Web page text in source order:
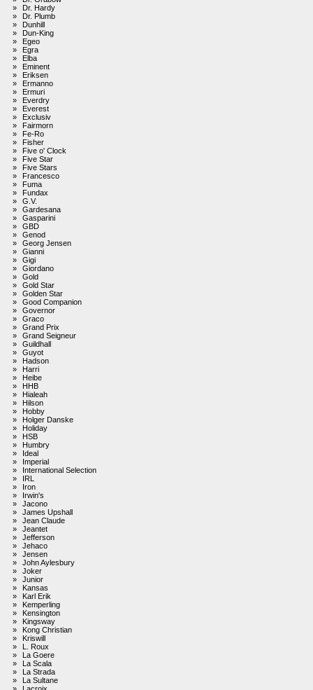
»
Dr. Hardy
»
Dr. Plumb
»
Dunhill
»
Dun-King
»
Egeo
»
Egra
»
Elba
»
Eminent
»
Eriksen
»
Ermanno
»
Ermuri
»
Everdry
»
Everest
»
Exclusiv
»
Fairmorn
»
Fe-Ro
»
Fisher
»
Five o' Clock
»
Five Star
»
Five Stars
»
Francesco
»
Fuma
»
Fundax
»
G.V.
»
Gardesana
»
Gasparini
»
GBD
»
Genod
»
Georg Jensen
»
Gianni
»
Gigi
»
Giordano
»
Gold
»
Gold Star
»
Golden Star
»
Good Companion
»
Governor
»
Graco
»
Grand Prix
»
Grand Seigneur
»
Guildhall
»
Guyot
»
Hadson
»
Harri
»
Heibe
»
HHB
»
Hialeah
»
Hilson
»
Hobby
»
Holger Danske
»
Holiday
»
HSB
»
Humbry
»
Ideal
»
Imperial
»
International Selection
»
IRL
»
Iron
»
Irwin's
»
Jacono
»
James Upshall
»
Jean Claude
»
Jeantet
»
Jefferson
»
Jehaco
»
Jensen
»
John Aylesbury
»
Joker
»
Junior
»
Kansas
»
Karl Erik
»
Kemperling
»
Kensington
»
Kingsway
»
Kong Christian
»
Kriswill
»
L. Roux
»
La Goere
»
La Scala
»
La Strada
»
La Sultane